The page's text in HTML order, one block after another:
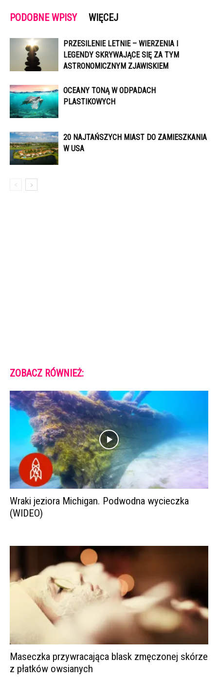
PODOBNE WPISY WIĘCEJ
PRZESILENIE LETNIE – WIERZENIA I
LEGENDY SKRYWAJĄCE SIĘ ZA TYM
ASTRONOMICZNYM ZJAWISKIEM
OCEANY TONĄ W ODPADACH
PLASTIKOWYCH
20 NAJTAŃSZYCH MIAST DO ZAMIESZKANIA
W USA
ZOBACZ RÓWNIEŻ:
Wraki jeziora Michigan. Podwodna wycieczka
(WIDEO)
Maseczka przywracająca blask zmęczonej skórze
z płatków owsianych